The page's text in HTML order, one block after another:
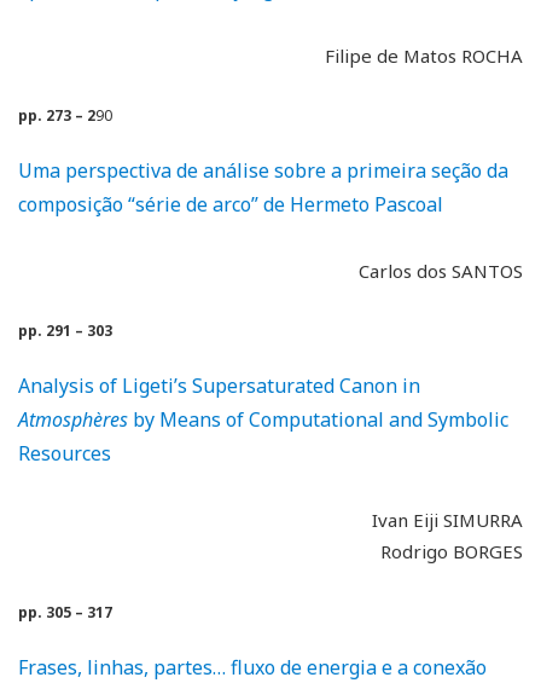
Filipe de Matos ROCHA
pp. 273 – 290
Uma perspectiva de análise sobre a primeira seção da
composição “série de arco” de Hermeto Pascoal
Carlos dos SANTOS
pp. 291 – 303
Analysis of Ligeti’s Supersaturated Canon in
Atmosphères by Means of Computational and Symbolic
Resources
Ivan Eiji SIMURRA
Rodrigo BORGES
pp. 305 – 317
Frases, linhas, partes… fluxo de energia e a conexão